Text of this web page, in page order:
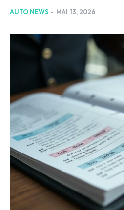
AUTO NEWS - MAI 13, 2026